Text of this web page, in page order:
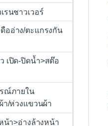
รนชาวเวอร์
ออ่าง/ตะแกรงกัน
เปิด-ปิดน้ำ>สต๊อ
ณ์ภายใน
/ห่วงแขวนผ้า
น้า>อ่างล้างหน้า